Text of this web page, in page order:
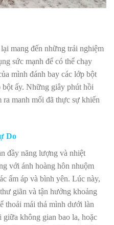
mang đến những trải nghiệm
sức mạnh để có thể chạy
mình đánh bay các lớp bột
ấy. Những giây phút hồi
manh mối đã thực sự khiến
Do
đầy năng lượng và nhiệt
với ánh hoàng hôn nhuộm
ấm áp và bình yên. Lúc này,
giãn và tận hưởng khoảng
thoải mái thả mình dưới làn
không gian bao la, hoặc